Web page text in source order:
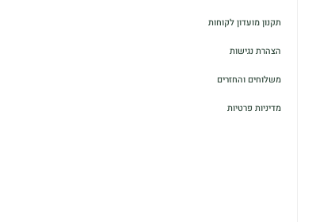
תקנון מועדון לקוחות
הצהרת נגישות
משלוחים והחזרים
מדיניות פרטיות